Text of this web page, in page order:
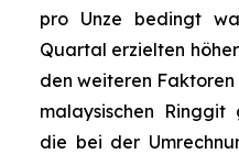
pro Unze bedingt
Quartal erzielten
den weiteren
malaysischen Ringgit
die bei der